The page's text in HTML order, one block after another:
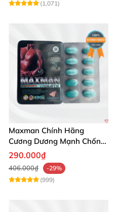
(1,071)
Maxman Chính Hãng
Cương Dương Mạnh Chống
Xuất Tinh Sớm Hộp 10
290.000₫
406.000₫
-29%
(999)